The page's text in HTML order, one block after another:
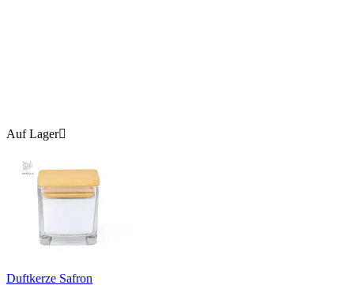
Auf Lager
Duftkerze Safron